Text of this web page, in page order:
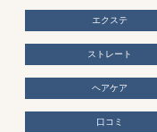
エクステ
ストレート
ヘアケア
口コミ